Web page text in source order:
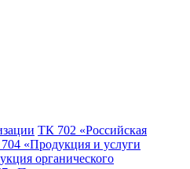
ТК 702 «Российская
«Продукция и услуги
органического